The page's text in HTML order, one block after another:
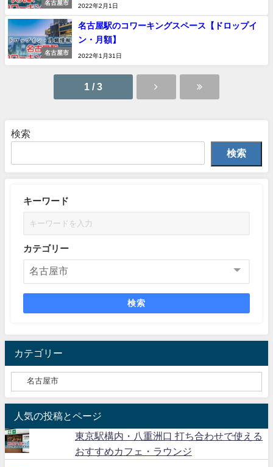
名古屋市
2022年2月1日
名古屋市
名古屋駅のコワーキングスペース【ドロップイ
ン・月額】
2022年1月31日
1 / 3
検索
検索
キーワード
カテゴリー
検索
カテゴリー
人気の投稿とページ
東京駅構内・八重洲口 打ち合わせで使える
おすすめカフェ・ラウンジ